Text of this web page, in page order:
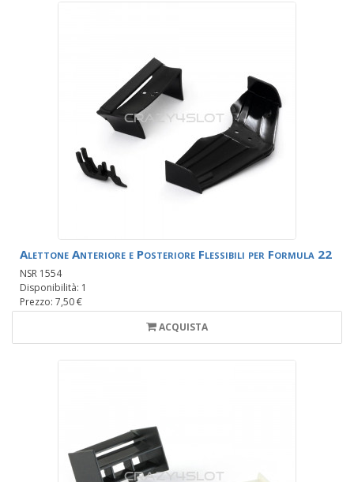
Alettone Anteriore e Posteriore Flessibili per Formula 22
NSR 1554
Disponibilità: 1
Prezzo: 7,50 €
ACQUISTA